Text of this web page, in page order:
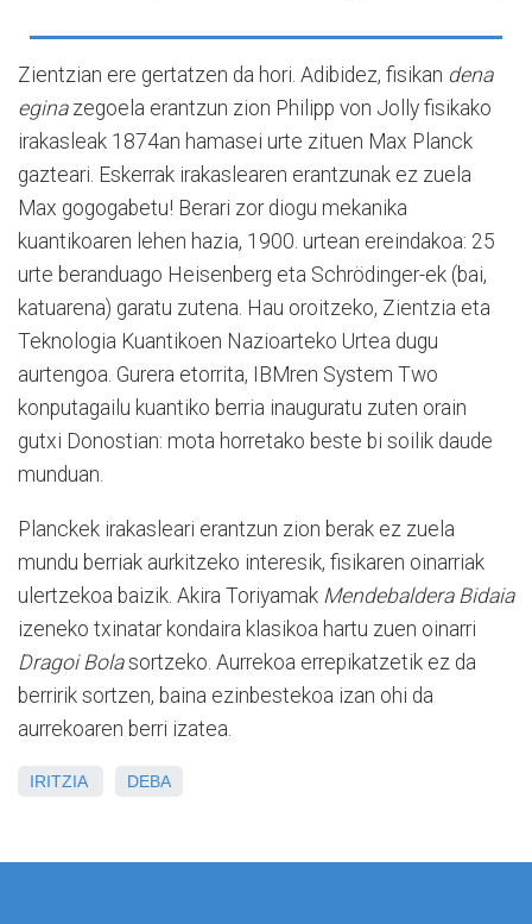
Zientzian ere gertatzen da hori. Adibidez, fisikan dena
eginazegoela erantzun zion Philipp von Jolly fisikako
irakasleak 1874an hamasei urte zituen Max Planck
gazteari. Eskerrak irakaslearen erantzunak ez zuela
Max gogogabetu! Berari zor diogu mekanika
kuantikoaren lehen hazia, 1900. urtean ereindakoa: 25
urte beranduago Heisenberg eta Schrödinger-ek (bai,
katuarena) garatu zutena. Hau oroitzeko, Zientzia eta
Teknologia Kuantikoen Nazioarteko Urtea dugu
aurtengoa. Gurera etorrita, IBMren System Two
konputagailu kuantiko berria inauguratu zuten orain
gutxi Donostian: mota horretako beste bi soilik daude
munduan.
Planckek irakasleari erantzun zion berak ez zuela
mundu berriak aurkitzeko interesik, fisikaren oinarriak
ulertzekoa baizik. Akira Toriyamak Mendebaldera Bidaia
izeneko txinatar kondaira klasikoa hartu zuen oinarri
Dragoi Bolasortzeko. Aurrekoa errepikatzetik ez da
berririk sortzen, baina ezinbestekoa izan ohi da
aurrekoaren berri izatea.
IRITZIA DEBA